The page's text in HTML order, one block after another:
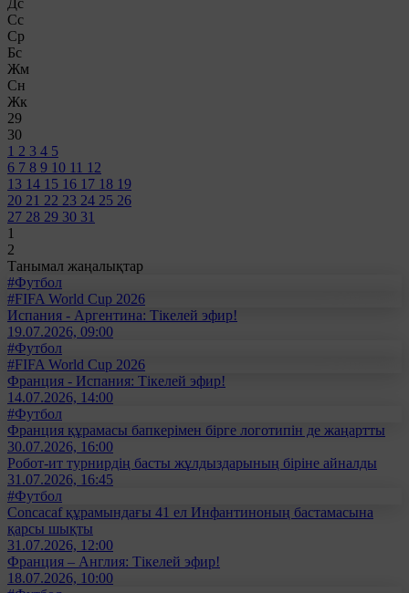
Сс
Ср
Бс
Жм
Сн
Жк
29
30
1 2 3 4 5
6 7 8 9 10 11 12
13 14 15 16 17 18 19
20 21 22 23 24 25 26
27 28 29 30 31
1
2
Танымал жаңалықтар
#Футбол
#FIFA World Cup 2026
Испания - Аргентина: Тікелей эфир!
19.07.2026, 09:00
#Футбол
#FIFA World Cup 2026
Франция - Испания: Тікелей эфир!
14.07.2026, 14:00
#Футбол
Франция құрамасы бапкерімен бірге логотипін де жаңартты
30.07.2026, 16:00
Робот-ит турнирдің басты жұлдыздарының біріне айналды
31.07.2026, 16:45
#Футбол
Concacaf құрамындағы 41 ел Инфантиноның бастамасына
қарсы шықты
31.07.2026, 12:00
Франция – Англия: Тікелей эфир!
18.07.2026, 10:00